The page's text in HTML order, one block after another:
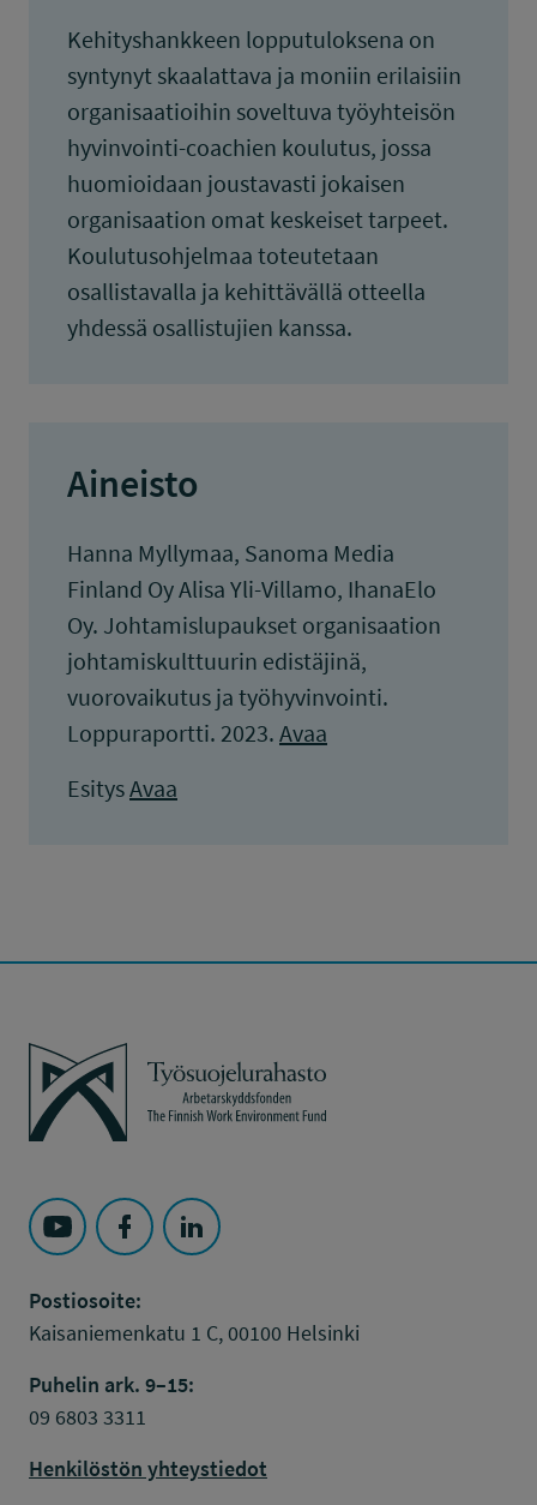
Kehityshankkeen lopputuloksena on
syntynyt skaalattava ja moniin erilaisiin
organisaatioihin soveltuva työyhteisön
hyvinvointi-coachien koulutus, jossa
huomioidaan joustavasti jokaisen
organisaation omat keskeiset tarpeet.
Koulutusohjelmaa toteutetaan
osallistavalla ja kehittävällä otteella
yhdessä osallistujien kanssa.
Aineisto
Hanna Myllymaa, Sanoma Media
Finland Oy Alisa Yli-Villamo, IhanaElo
Oy. Johtamislupaukset organisaation
johtamiskulttuurin edistäjinä,
vuorovaikutus ja työhyvinvointi.
Loppuraportti. 2023. Avaa
EsitysAvaa
Työsuojelurahasto
Seuraa Työsuojelurahasto kohteessa: YouTube
Seuraa Työsuojelurahasto kohteessa:
Seuraa Työsuojelurahasto kohteessa:
Postiosoite:
Kaisaniemenkatu 1 C, 00100 Helsinki
Puhelin ark. 9–15:
09 6803 3311
Henkilöstön yhteystiedot